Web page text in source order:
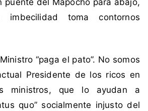
puente del Mapocho para abajo,
toma contornos
“paga el pato”. No somos
Presidente de los ricos en
ministros, que lo ayudan a
quo” socialmente injusto del